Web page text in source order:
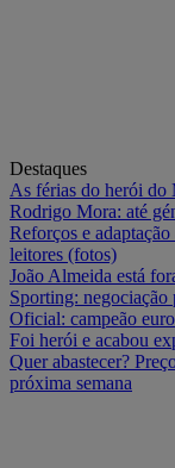
Destaques
As férias do herói do
Rodrigo Mora: até
Reforços e
leitores (fotos)
João Almeida está
Sporting: negociação
Oficial: campeão
Foi herói e acabou
Quer abastecer?
próxima semana